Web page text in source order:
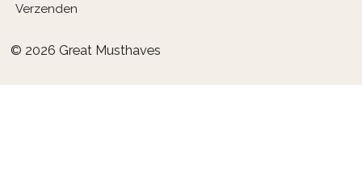
Verzenden
© 2026 Great Musthaves